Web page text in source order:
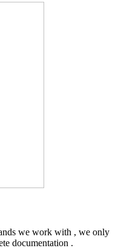
we work with , we only
documentation .